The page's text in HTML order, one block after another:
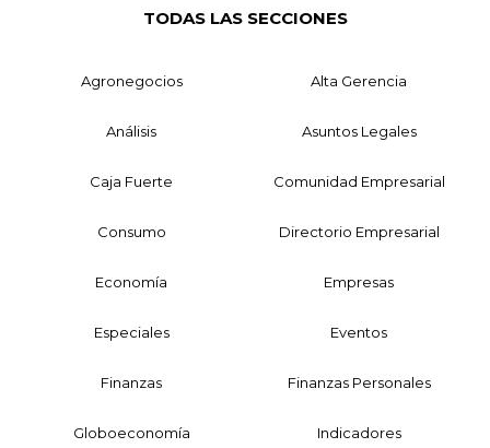
TODAS LAS SECCIONES
Agronegocios Alta Gerencia
Análisis Asuntos Legales
Caja Fuerte Comunidad Empresarial
Consumo Directorio Empresarial
Economía Empresas
Especiales Eventos
Finanzas Finanzas Personales
Globoeconomía Indicadores